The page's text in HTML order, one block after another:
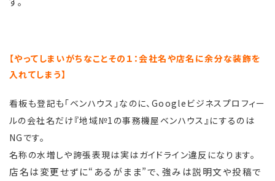
【やってしまいがちなことその１：会社名や店名に余分な装飾を
入れてしまう】
看板も登記も「ベンハウス」なのに、Googleビジネスプロフィー
ルの会社名だけ『地域№1の事務機屋ベンハウス』にするのは
NGです。
名称の水増しや誇張表現は実はガイドライン違反になります。
店名は変更せずに“あるがまま”で、強みは説明文や投稿で